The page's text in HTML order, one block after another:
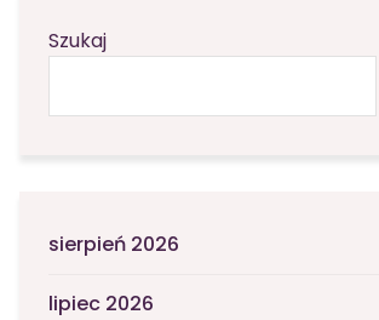
Szukaj
sierpień 2026
lipiec 2026